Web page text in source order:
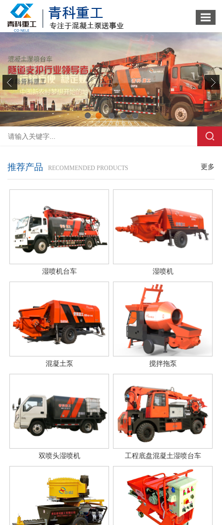
1 2 3 4 5
更多
推荐产品 RECOMMENDED PRODUCTS
湿喷机台车 湿喷机
混凝土泵 搅拌拖泵
双喷头湿喷机 工程底盘混凝土湿喷台车